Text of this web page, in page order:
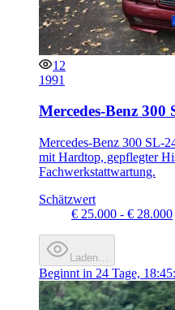
12
1991
Mercedes-Benz 300
Mercedes-Benz 300 SL-
mit Hardtop, gepflegter
Fachwerkstattwartung.
Schätzwert
€ 25.000 - € 28.000
Laden…
Beginnt in 24 Tage,